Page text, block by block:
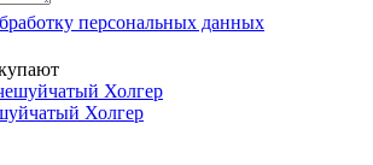
персональных данных
Холгер